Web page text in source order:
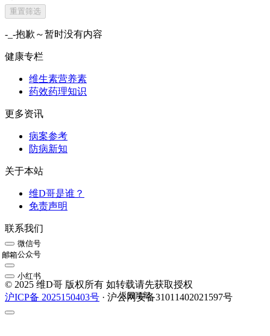
重置筛选
-_-抱歉～暂时没有内容
健康专栏
维生素营养素
药效药理知识
更多资讯
病案参考
防病新知
关于本站
维D哥是谁？
免责声明
联系我们
微信号
公众号
邮箱
小红书
© 2025 维D哥 版权所有 如转载请先获取授权
沪ICP备 2025150403号 · 沪公网安备31011402021597号
返回顶部